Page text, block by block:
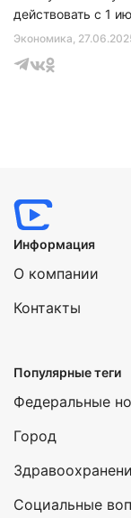
Экономика,
действовать с 1
Информация
О компании
Контакты
Популярные теги
Федеральные
Город
Социальные